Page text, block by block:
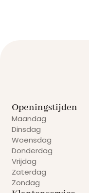
Openingstijden
Maandag
Dinsdag
Woensdag
Donderdag
Vrijdag
Zaterdag
Zondag